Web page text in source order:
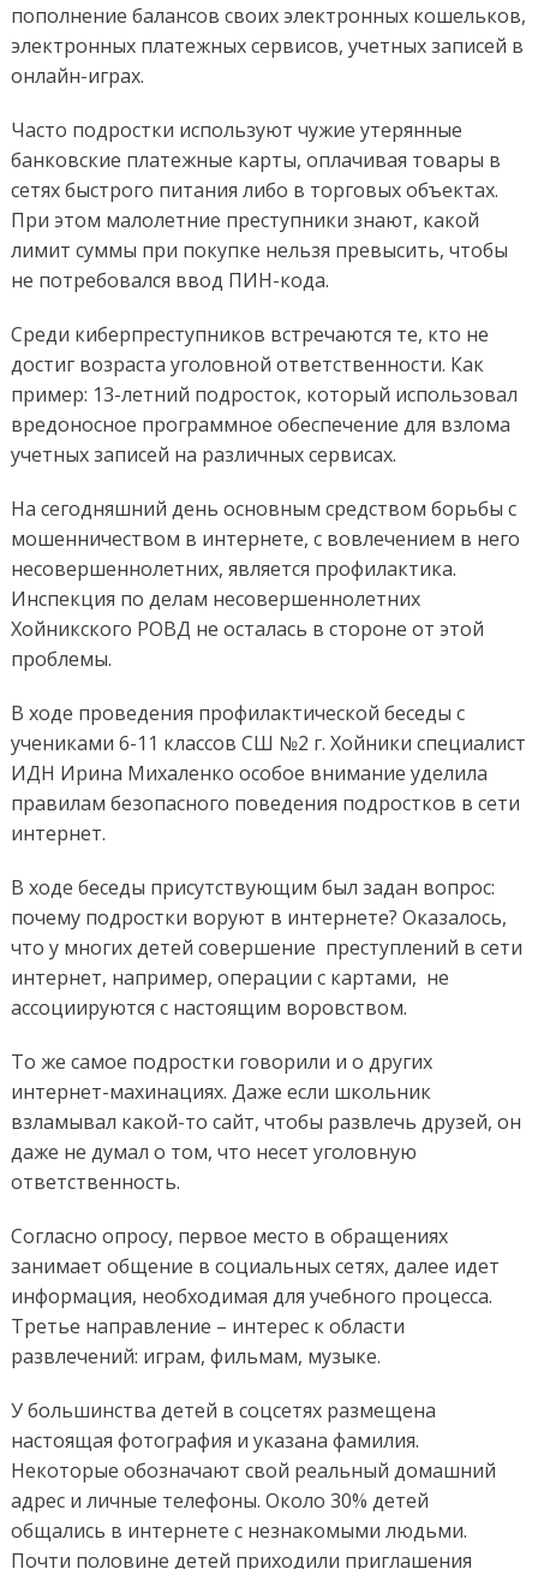
пополнение балансов своих электронных кошельков,
электронных платежных сервисов, учетных записей в
онлайн-играх.
Часто подростки используют чужие утерянные
банковские платежные карты, оплачивая товары в
сетях быстрого питания либо в торговых объектах.
При этом малолетние преступники знают, какой
лимит суммы при покупке нельзя превысить, чтобы
не потребовался ввод ПИН-кода.
Среди киберпреступников встречаются те, кто не
достиг возраста уголовной ответственности. Как
пример: 13-летний подросток, который использовал
вредоносное программное обеспечение для взлома
учетных записей на различных сервисах.
На сегодняшний день основным средством борьбы с
мошенничеством в интернете, с вовлечением в него
несовершеннолетних, является профилактика.
Инспекция по делам несовершеннолетних
Хойникского РОВД не осталась в стороне от этой
проблемы.
В ходе проведения профилактической беседы с
учениками 6-11 классов СШ №2 г. Хойники специалист
ИДН Ирина Михаленко особое внимание уделила
правилам безопасного поведения подростков в сети
интернет.
В ходе беседы присутствующим был задан вопрос:
почему подростки воруют в интернете? Оказалось,
что у многих детей совершение преступлений в сети
интернет, например, операции с картами, не
ассоциируются с настоящим воровством.
То же самое подростки говорили и о других
интернет-махинациях. Даже если школьник
взламывал какой-то сайт, чтобы развлечь друзей, он
даже не думал о том, что несет уголовную
ответственность.
Согласно опросу, первое место в обращениях
занимает общение в социальных сетях, далее идет
информация, необходимая для учебного процесса.
Третье направление – интерес к области
развлечений: играм, фильмам, музыке.
У большинства детей в соцсетях размещена
настоящая фотография и указана фамилия.
Некоторые обозначают свой реальный домашний
адрес и личные телефоны. Около 30% детей
общались в интернете с незнакомыми людьми.
Почти половине детей приходили приглашения